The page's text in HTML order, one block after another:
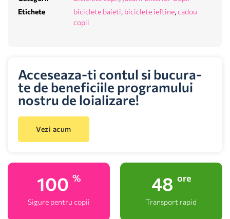
Etichete
biciclete baieti, biciclete ieftine, cadou
copii
Acceseaza-ti contul si bucura-
te de beneficiile programului
nostru de loializare!
Vezi acum
100 %
Sigure pentru copii
48 ore
Transport rapid